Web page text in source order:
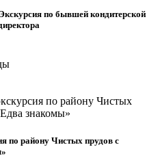
по бывшей кондитерской
по району Чистых прудов с